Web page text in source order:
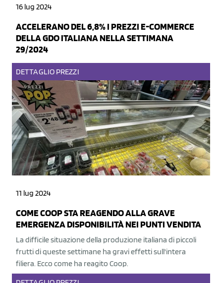
16 lug 2024
ACCELERANO DEL 6,8% I PREZZI E-COMMERCE
DELLA GDO ITALIANA NELLA SETTIMANA
29/2024
DETTAGLIO PREZZI
11 lug 2024
COME COOP STA REAGENDO ALLA GRAVE
EMERGENZA DISPONIBILITÀ NEI PUNTI VENDITA
La difficile situazione della produzione italiana di piccoli
frutti di queste settimane ha gravi effetti sull'intera
filiera. Ecco come ha reagito Coop.